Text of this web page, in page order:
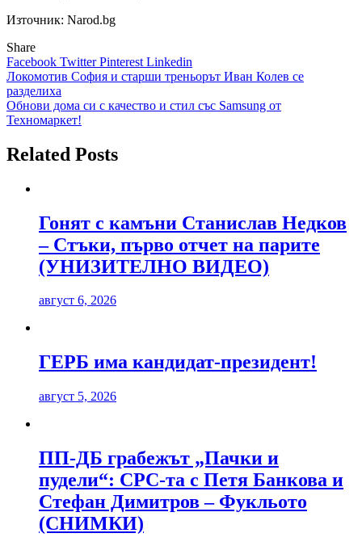
Източник: Narod.bg
Share
Facebook TwitterPinterest Linkedin
Навигация
Локомотив София и старши треньорът Иван Колев се
разделиха
Обнови дома си с качество и стил със Samsung от
Техномаркет!
Related Posts
Гонят с камъни Станислав Недков
– Стъки, първо отчет на парите
(УНИЗИТЕЛНО ВИДЕО)
август 6, 2026
ГЕРБ има кандидат-президент!
август 5, 2026
ПП-ДБ грабежът „Пачки и
пудели“: СРС-та с Петя Банкова и
Стефан Димитров – Фукльото
(СНИМКИ)